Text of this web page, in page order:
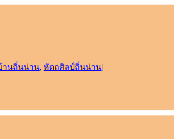
านถิ่นน่าน,หัตถศิลป์ถิ่นน่าน|